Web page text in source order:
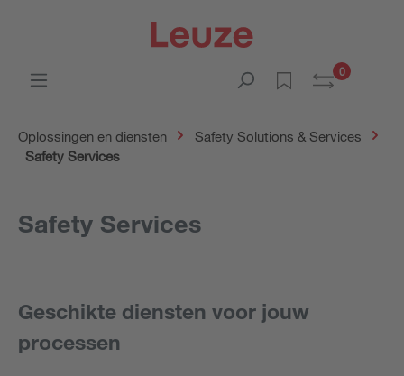
0
Oplossingen en diensten
Safety Solutions & Services
Safety Services
Safety Services
Geschikte diensten voor jouw
processen